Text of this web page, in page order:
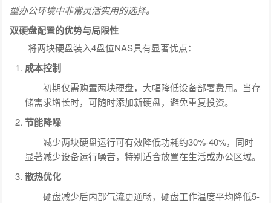
型办公环境中非常灵活实用的选择。
双硬盘配置的优势与局限性
将两块硬盘装入4盘位NAS具有显著优点：
成本控制
初期仅需购置两块硬盘，大幅降低设备部署费用。当存
储需求增长时，可随时添加新硬盘，避免重复投资。
节能降噪
减少两块硬盘运行可有效降低功耗约30%-40%，同时
显著减少设备运行噪音，特别适合放置在生活或办公区域。
散热优化
硬盘减少后内部气流更通畅，硬盘工作温度平均降低5-